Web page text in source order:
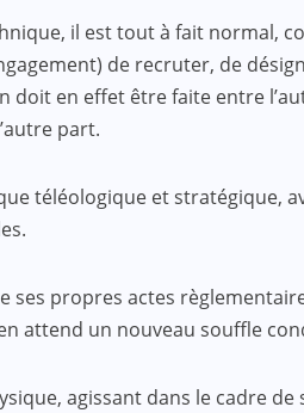
il est tout à fait normal,
de recruter, de
doit en effet être faite entre
part.
téléologique et stratégique,
propres actes
attend un nouveau souffle
agissant dans le cadre